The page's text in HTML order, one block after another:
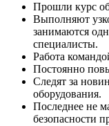
Прошли курс
Выполняют
занимаются
специалисты.
Работа
Постоянно
Следят за
оборудования.
Последнее не
безопасности